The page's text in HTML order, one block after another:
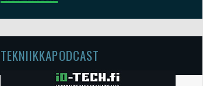
TEKNIIKKAPODCAST